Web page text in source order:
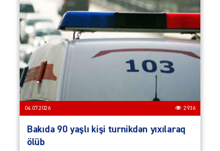
04.07.2026 2936
Bakıda 90 yaşlı kişi turnikdən yıxılaraq
ölüb